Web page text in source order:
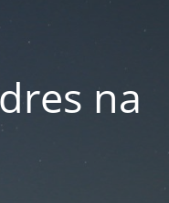
na